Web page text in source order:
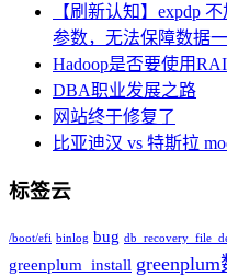
【刷新认知】expdp
参数，无法保障数据
Hadoop是否要使用
DBA职业发展之路
网站终于修复了
比亚迪汉 vs 特斯拉
标签云
/boot/efi binlog bug
greenplum_install